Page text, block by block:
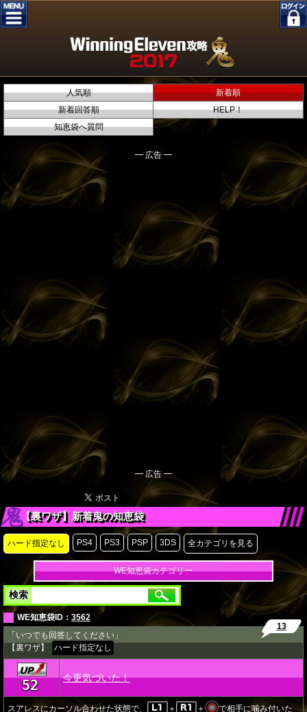
人気順
新着順
新着回答順
HELP！
知恵袋へ質問
━ 広告 ━
━ 広告 ━
【裏ワザ】新着鬼の知恵袋
ハード指定なし PS4 PS3 PSP 3DS 全カテゴリを見る
WE知恵袋カテゴリー
検索
WE知恵袋ID： 3562
「いつでも回答してください」
【裏ワザ】
ハード指定なし
13
★52 今更気づいた！
スアレスにカーソル合わせた状態で、 ＋ ＋
で相手に噛み付いた